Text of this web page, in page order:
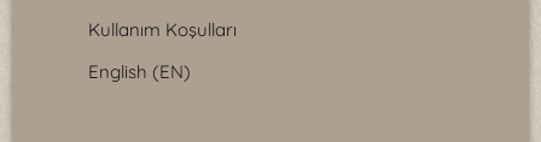
Kullanım Koşulları
English (EN)